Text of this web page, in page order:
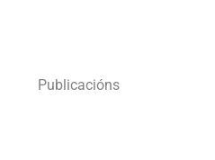
Publicacións